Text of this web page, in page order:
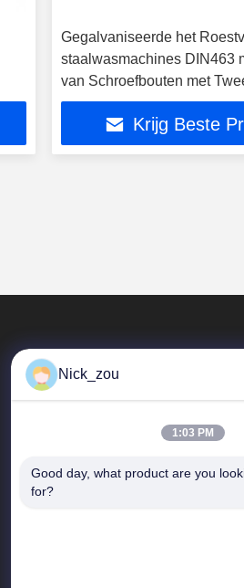
Gegalvaniseerde het
staalwasmachines DIN463
van Schroefbouten met
Krijg Beste
Snelkoppelingen
Nick_zou
1:03 PM
Good day, what product are you
for?